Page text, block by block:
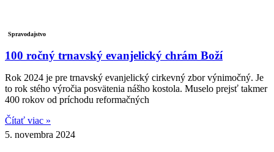
Spravodajstvo
100 ročný trnavský evanjelický chrám Boží
Rok 2024 je pre trnavský evanjelický cirkevný zbor výnimočný. Je
to rok stého výročia posvätenia nášho kostola. Muselo prejsť takmer
400 rokov od príchodu reformačných
Čítať viac »
5. novembra 2024